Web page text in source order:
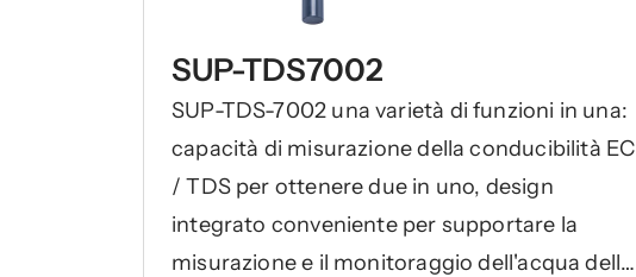
SUP-TDS7002
SUP-TDS-7002 una varietà di funzioni in una:
capacità di misurazione della conducibilità EC
/ TDS per ottenere due in uno, design
integrato conveniente per supportare la
misurazione e il monitoraggio dell'acqua della